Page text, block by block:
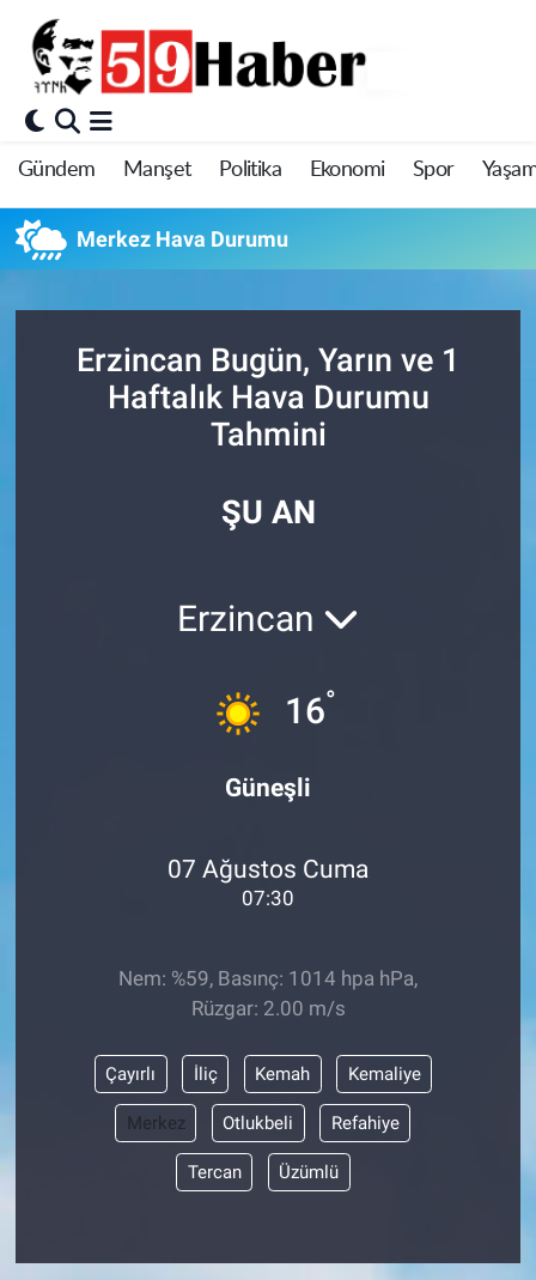
Gündem Manşet Politika Ekonomi Spor
Merkez Hava Durumu
Erzincan Bugün, Yarın ve 1
Haftalık Hava Durumu
Tahmini
ŞU AN
Erzincan
16°
Güneşli
07 Ağustos Cuma
07:30
Nem: %59, Basınç: 1014 hpa hPa,
Rüzgar: 2.00 m/s
Çayırlı İliç Kemah Kemaliye
Merkez Otlukbeli Refahiye
Tercan Üzümlü